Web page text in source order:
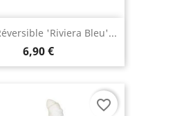
'riviera Bleu'...
6,90 €
favorite_border